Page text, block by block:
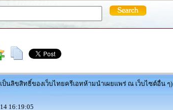
เป็นลิขสิทธิ์ของเว็บไทยครีเอทห้ามนำเผยแพร่ ณ เว็บไซต์อื่น ๆ)
16:19:05